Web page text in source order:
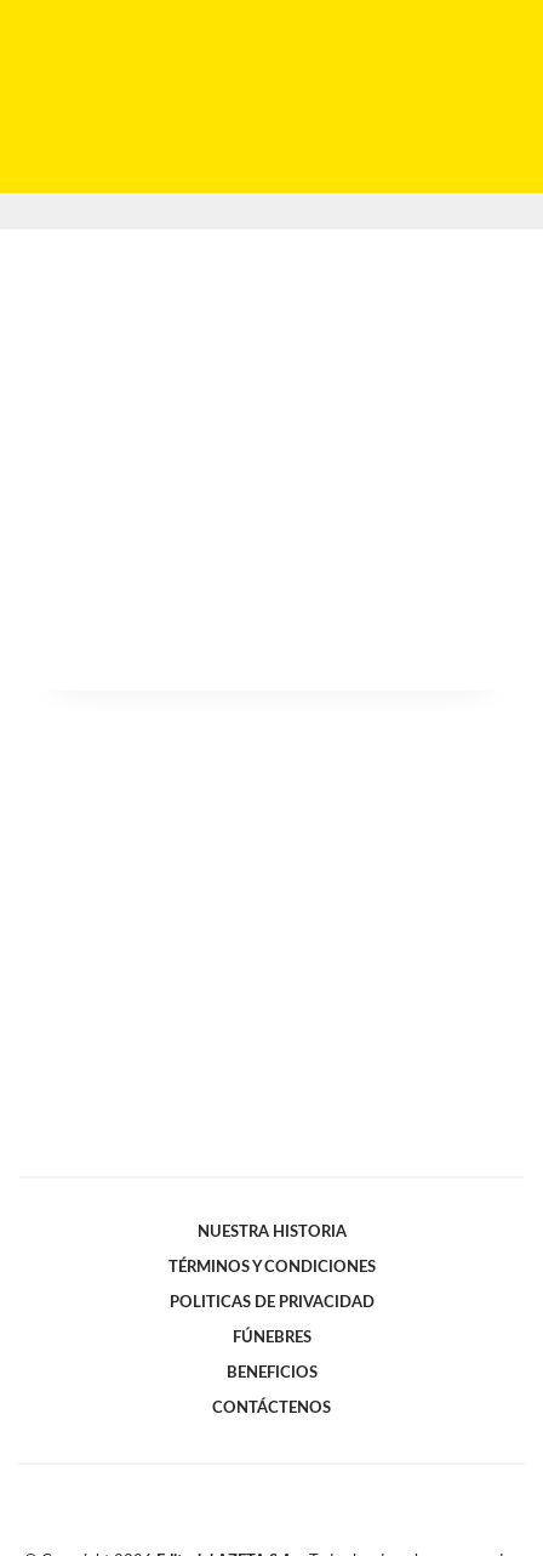
NUESTRA HISTORIA
TÉRMINOS Y CONDICIONES
POLITICAS DE PRIVACIDAD
FÚNEBRES
BENEFICIOS
CONTÁCTENOS